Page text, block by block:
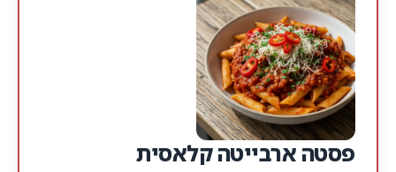
פסטה ארבייטה קלאסית